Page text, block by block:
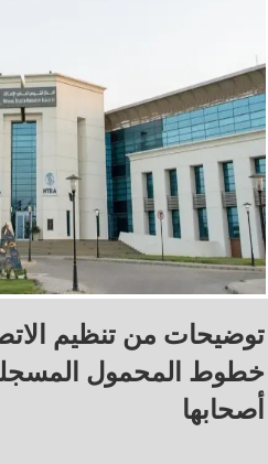
توضيحات من تنظيم
خطوط المحمول
أصحابها